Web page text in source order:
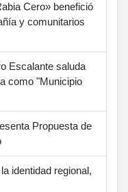
Cero» benefició
y comunitarios
Escalante saluda
como "Municipio
Propuesta de
identidad regional,